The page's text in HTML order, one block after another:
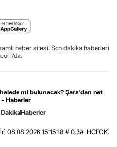
haber sitesi. Son dakika haberleri
mi bulunacak? Şara'dan net
- Haberler
Haberler
08.08.2026 15:15:18 #.0.3# .HCFOK.